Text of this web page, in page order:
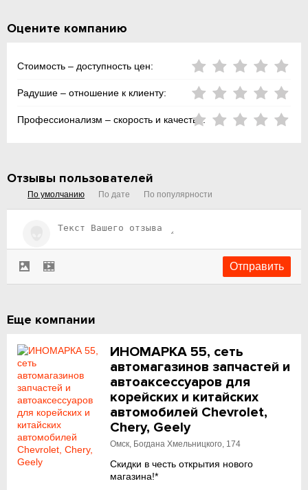
Оцените компанию
Стоимость – доступность цен:
Радушие – отношение к клиенту:
Профессионализм – скорость и качество:
Отзывы пользователей
По умолчанию По дате По популярности
Еще компании
ИНОМАРКА 55, сеть
автомагазинов запчастей и
автоаксессуаров для
корейских и китайских
автомобилей Chevrolet,
Chery, Geely
Омск, Богдана Хмельницкого, 174
Скидки в честь открытия нового
магазина!*